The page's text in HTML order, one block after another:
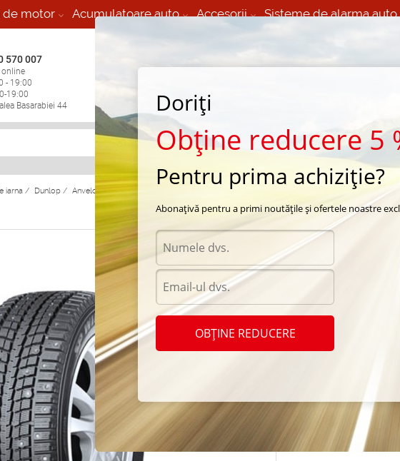
de motor Acumulatoare auto Accesorii Sisteme de alarma auto
570 007
online
- 19:00
19:00
Basarabiei 44
Vulcanizare Mobila 24/7 non
iarna / Dunlop / Anvelope de iarna Dunlop SP Winter Ice01 Dunlop SP Winter Ice01 225/60 R18 104T
Doriți
Obține reducere 5
Pentru prima achiziție?
Abonațivă pentru a primi noutățile și ofertele noastre
OBȚINE REDUCERE